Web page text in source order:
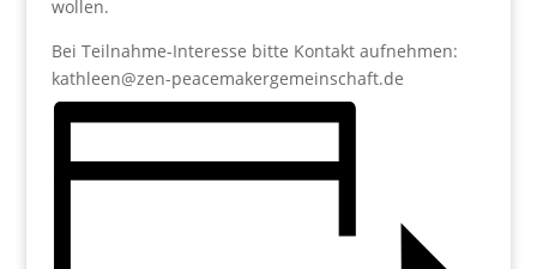
wollen.
Bei Teilnahme-Interesse bitte Kontakt aufnehmen:
kathleen@zen-peacemakergemeinschaft.de